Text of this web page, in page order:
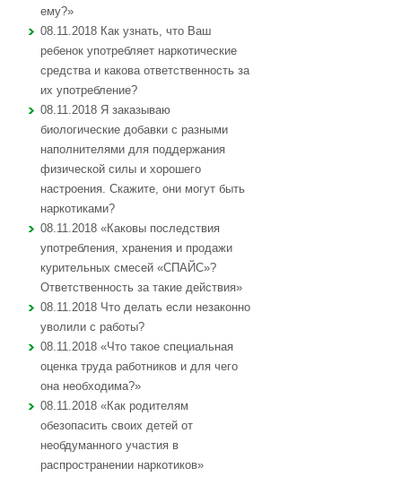
ему?»
08.11.2018 Как узнать, что Ваш
ребенок употребляет наркотические
средства и какова ответственность за
их употребление?
08.11.2018 Я заказываю
биологические добавки с разными
наполнителями для поддержания
физической силы и хорошего
настроения. Скажите, они могут быть
наркотиками?
08.11.2018 «Каковы последствия
употребления, хранения и продажи
курительных смесей «СПАЙС»?
Ответственность за такие действия»
08.11.2018 Что делать если незаконно
уволили с работы?
08.11.2018 «Что такое специальная
оценка труда работников и для чего
она необходима?»
08.11.2018 «Как родителям
обезопасить своих детей от
необдуманного участия в
распространении наркотиков»